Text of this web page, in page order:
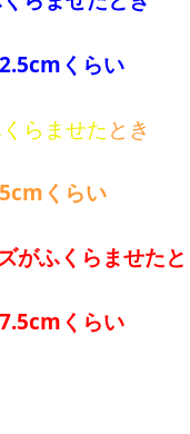
くらい
らませた とき
くらい
がふくらませたと
くらい